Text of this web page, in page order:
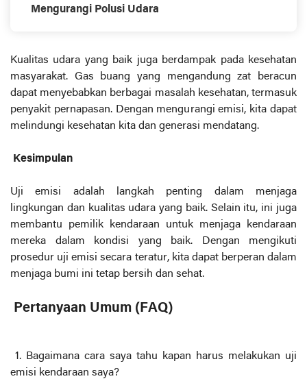
Mengurangi Polusi Udara
Kualitas udara yang baik juga berdampak pada kesehatan
masyarakat. Gas buang yang mengandung zat beracun
dapat menyebabkan berbagai masalah kesehatan, termasuk
penyakit pernapasan. Dengan mengurangi emisi, kita dapat
melindungi kesehatan kita dan generasi mendatang.
Kesimpulan
Uji emisi adalah langkah penting dalam menjaga
lingkungan dan kualitas udara yang baik. Selain itu, ini juga
membantu pemilik kendaraan untuk menjaga kendaraan
mereka dalam kondisi yang baik. Dengan mengikuti
prosedur uji emisi secara teratur, kita dapat berperan dalam
menjaga bumi ini tetap bersih dan sehat.
Pertanyaan Umum (FAQ)
1. Bagaimana cara saya tahu kapan harus melakukan uji
emisi kendaraan saya?